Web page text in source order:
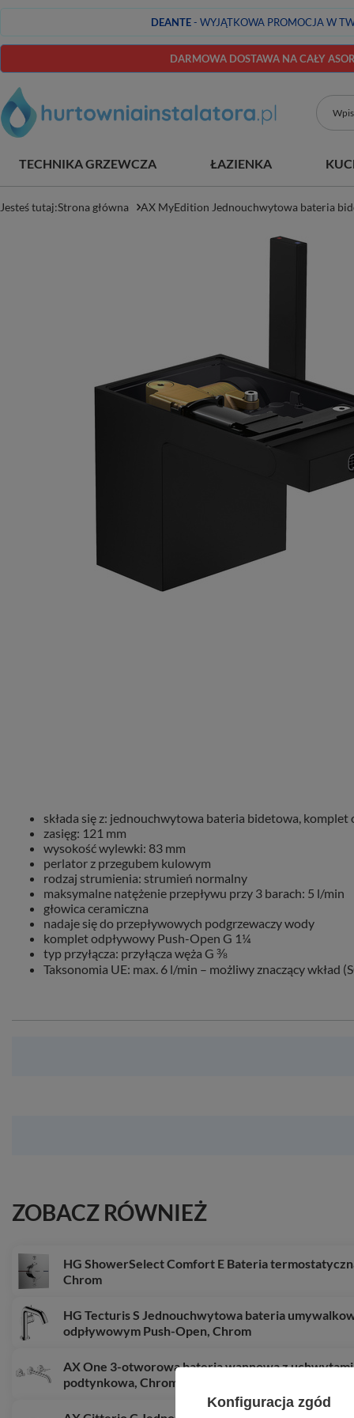
DEANTE- WYJĄTKOWA PROMOCJA W
DARMOWA DOSTAWA NA CAŁY
TECHNIKA GRZEWCZA ŁAZIENKA
Jesteś tutaj:Strona główna AX MyEdition Jednouchwytowa bateria
składa się z: jednouchwytowa bateria bidetowa, komplet
zasięg: 121 mm
wysokość wylewki: 83 mm
perlator z przegubem kulowym
rodzaj strumienia: strumień normalny
maksymalne natężenie przepływu przy 3 barach: 5 l/min
głowica ceramiczna
nadaje się do przepływowych podgrzewaczy wody
komplet odpływowy Push-Open G 1¼
typ przyłącza: przyłącza węża G ⅜
Taksonomia UE: max. 6 l/min – możliwy znaczący wkład
ZOBACZ RÓWNIEŻ
HG ShowerSelect Comfort E Bateria
Chrom
HG Tecturis S Jednouchwytowa bateria
odpływowym Push-Open, Chrom
AX One 3-otworowa bateria wannowa z
podtynkowa, Chrom
Konfiguracja zgód